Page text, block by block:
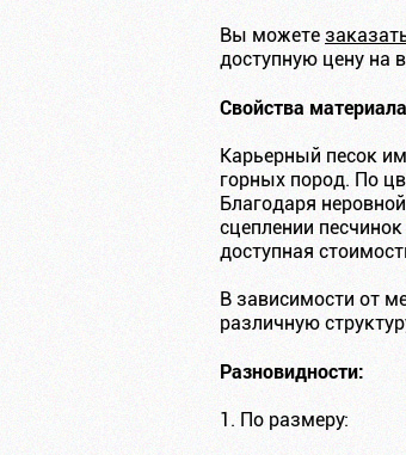
Вы можете
доступную цену на
Свойства
Карьерный песок
горных пород. По
Благодаря
сцеплении
доступная
В зависимости от
различную
Разновидности:
1. По размеру: